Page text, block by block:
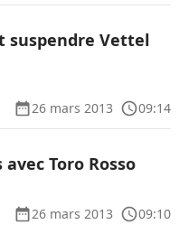
suspendre Vettel
26 mars 2013
09:14
Toro Rosso
26 mars 2013
09:10